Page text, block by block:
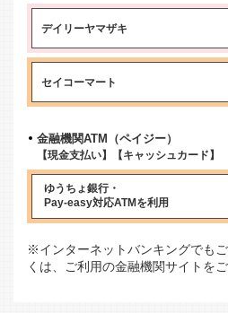
デイリーヤマザキ
セイコーマート
金融機関ATM（ペイジー）
【現金支払い】【キャッシュカード】
ゆうちょ銀行・
Pay-easy対応ATMを利用
※インターネットバンキングでも
くは、ご利用の金融機関サイトをご